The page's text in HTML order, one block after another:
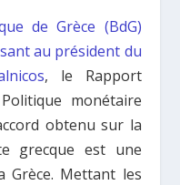
de Grèce (BdG)
au président du
, le Rapport
monétaire
obtenu sur la
grecque est une
Grèce. Mettant les